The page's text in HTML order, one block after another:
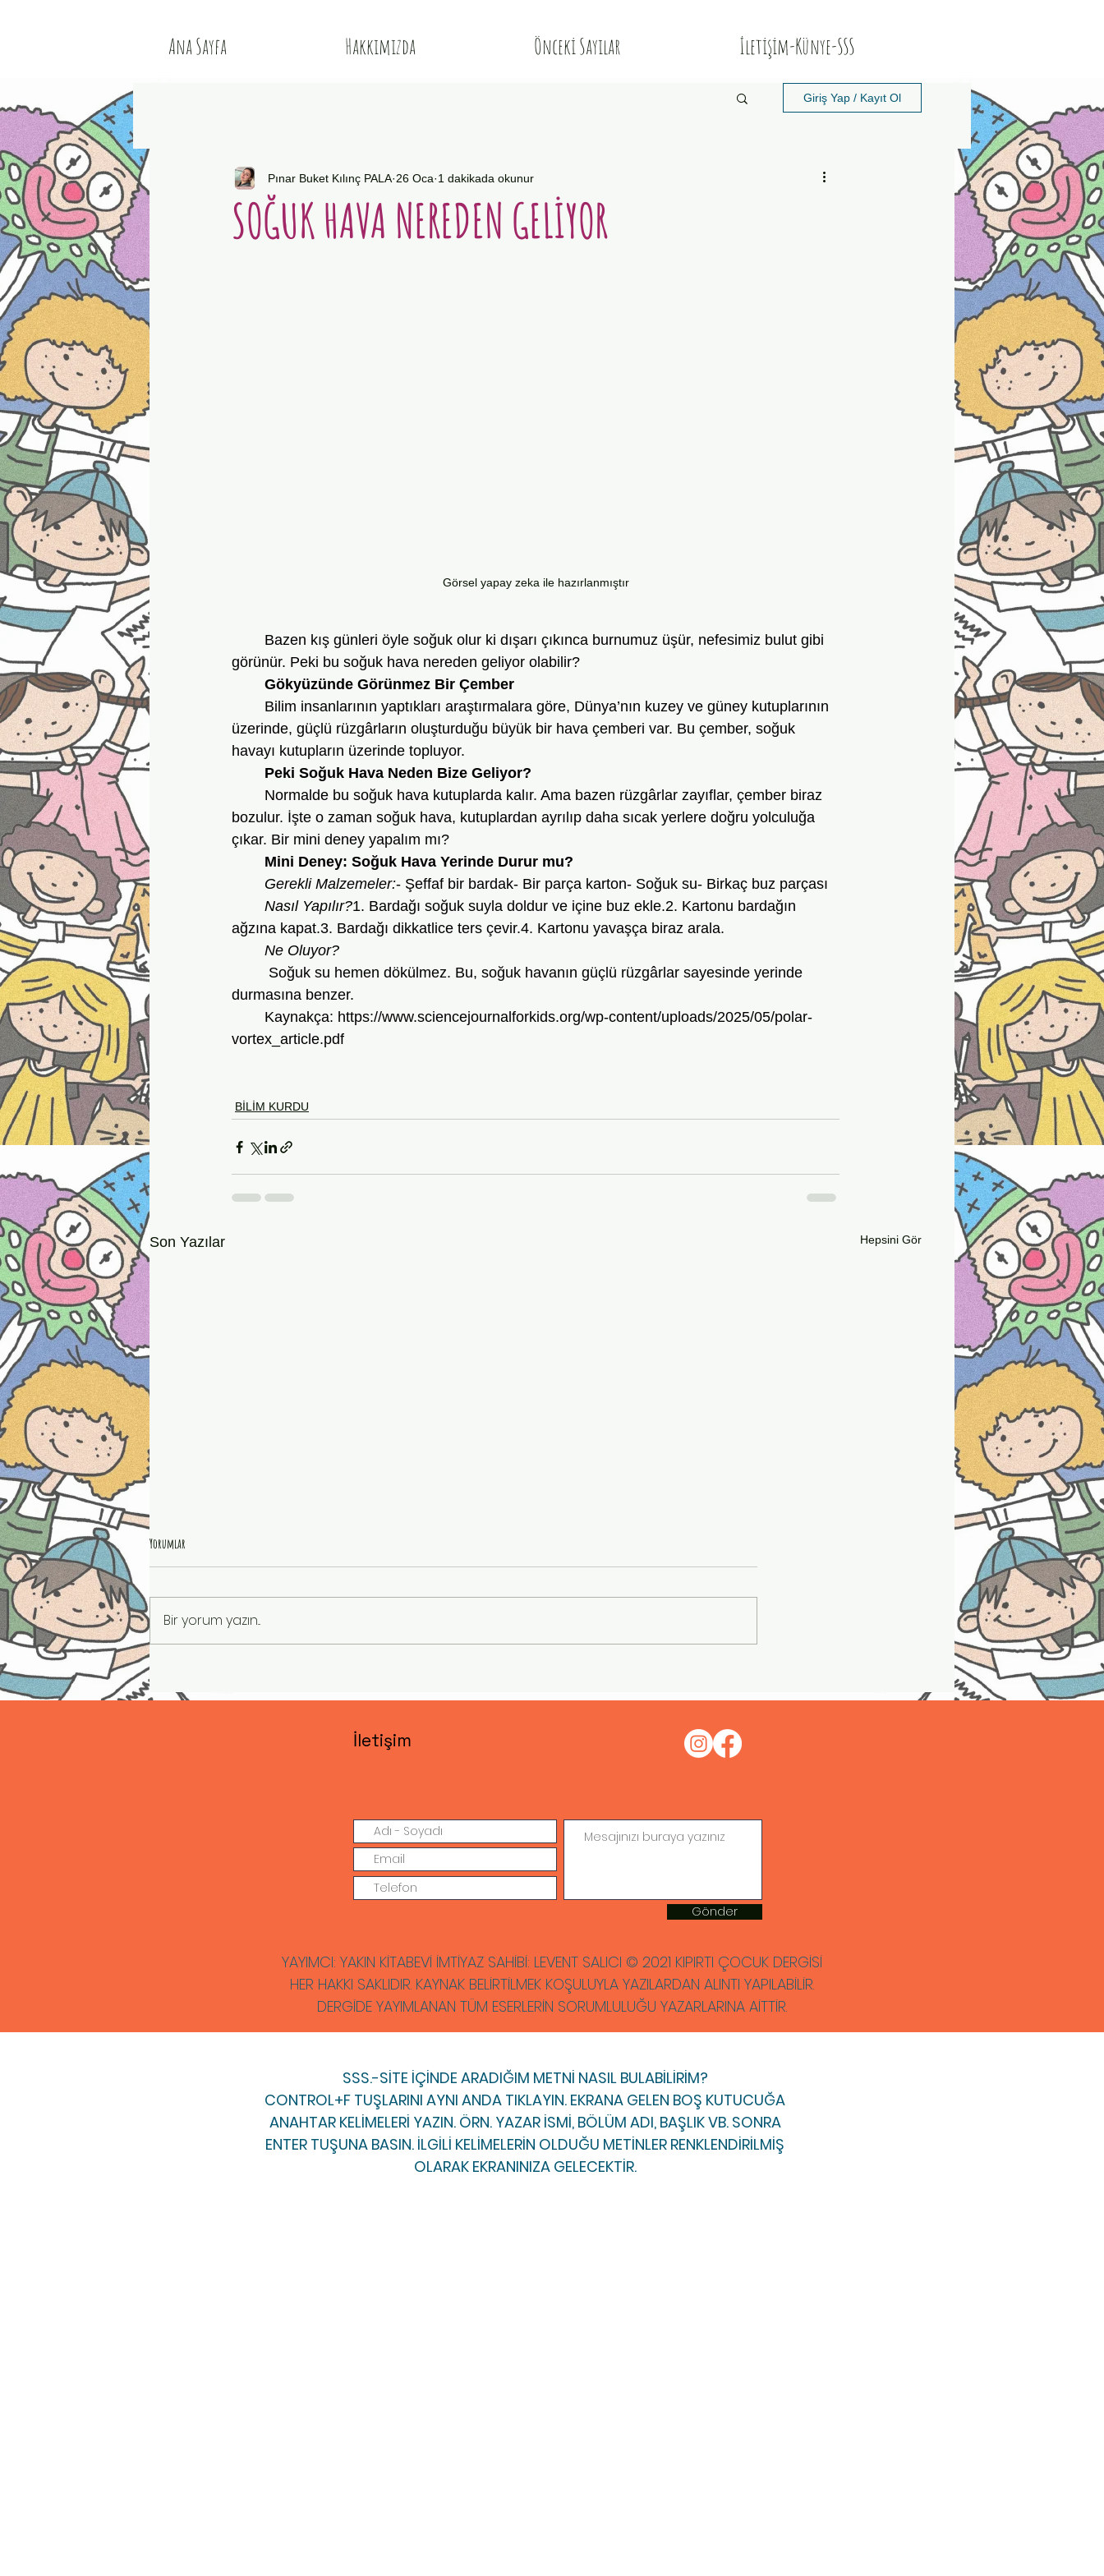
Ana Sayfa Hakkımızda Önceki Sayılar İletişim-Künye-SSS
Giriş Yap / Kayıt Ol
SOĞUK HAVA NEREDEN GELİYOR
Pınar Buket Kılınç PALA 26 Oca 1 dakikada okunur
Görsel yapay zeka ile hazırlanmıştır
görünür. Peki bu soğuk hava nereden geliyor olabilir?
	Gökyüzünde Görünmez Bir Çember
üzerinde, güçlü rüzgârların oluşturduğu büyük bir hava çemberi var. Bu çember, soğuk
havayı kutupların üzerinde topluyor.
	Peki Soğuk Hava Neden Bize Geliyor?
bozulur. İşte o zaman soğuk hava, kutuplardan ayrılıp daha sıcak yerlere doğru yolculuğa
çıkar. Bir mini deney yapalım mı?
	Mini Deney: Soğuk Hava Yerinde Durur mu?
	Gerekli Malzemeler:
- Şeffaf bir bardak- Bir parça karton- Soğuk su- Birkaç buz parçası
	Nasıl Yapılır?
1. Bardağı soğuk suyla doldur ve içine buz ekle.2. Kartonu bardağın
ağzına kapat.3. Bardağı dikkatlice ters çevir.4. Kartonu yavaşça biraz arala.
	Ne Oluyor?
Soğuk su hemen dökülmez. Bu, soğuk havanın güçlü rüzgârlar sayesinde yerinde
durmasına benzer.
	Kaynakça:
https://www.sciencejournalforkids.org/wp-content/uploads/2025/05/polar-
vortex_article.pdf
BİLİM KURDU
Son Yazılar Hepsini Gör
KÜÇÜK BİLİM İNSANININ GÜNLÜĞÜ
BEYİN VE HAFIZA
Yorumlar
Bir yorum yazın...
İletişim
Gönder
YAYIMCI: YAKIN KİTABEVİ İMTİYAZ SAHİBİ: LEVENT SALICI © 2021 KIPIRTI ÇOCUK DERGİSİ
HER HAKKI SAKLIDIR. KAYNAK BELİRTİLMEK KOŞULUYLA YAZILARDAN ALINTI YAPILABİLİR.
DERGİDE YAYIMLANAN TÜM ESERLERİN SORUMLULUĞU YAZARLARINA AİTTİR.
​SSS.-SİTE İÇİNDE ARADIĞIM METNİ NASIL BULABİLİRİM?
CONTROL+F TUŞLARINI AYNI ANDA TIKLAYIN. EKRANA GELEN BOŞ KUTUCUĞA
ANAHTAR KELİMELERİ YAZIN. ÖRN. YAZAR İSMİ, BÖLÜM ADI, BAŞLIK VB. SONRA
ENTER TUŞUNA BASIN. İLGİLİ KELİMELERİN OLDUĞU METİNLER RENKLENDİRİLMİŞ
OLARAK EKRANINIZA GELECEKTİR.